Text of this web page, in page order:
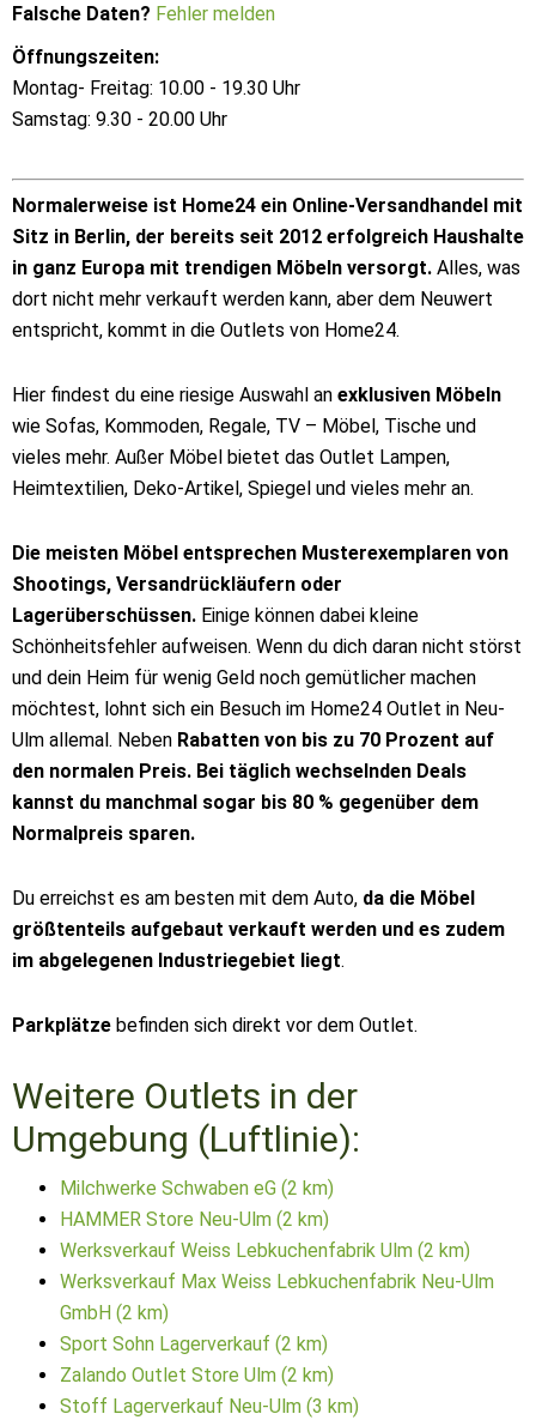
Falsche Daten? Fehler melden
Öffnungszeiten:
Montag- Freitag: 10.00 - 19.30 Uhr
Samstag: 9.30 - 20.00 Uhr
Normalerweise ist Home24 ein Online-Versandhandel mit
Sitz in Berlin, der bereits seit 2012 erfolgreich Haushalte
in ganz Europa mit trendigen Möbeln versorgt. Alles, was
dort nicht mehr verkauft werden kann, aber dem Neuwert
entspricht, kommt in die Outlets von Home24.
Hier findest du eine riesige Auswahl an exklusiven Möbeln
wie Sofas, Kommoden, Regale, TV – Möbel, Tische und
vieles mehr. Außer Möbel bietet das Outlet Lampen,
Heimtextilien, Deko-Artikel, Spiegel und vieles mehr an.
Die meisten Möbel entsprechen Musterexemplaren von
Shootings, Versandrückläufern oder
Lagerüberschüssen. Einige können dabei kleine
Schönheitsfehler aufweisen. Wenn du dich daran nicht störst
und dein Heim für wenig Geld noch gemütlicher machen
möchtest, lohnt sich ein Besuch im Home24 Outlet in Neu-
Ulm allemal. Neben Rabatten von bis zu 70 Prozent auf
den normalen Preis. Bei täglich wechselnden Deals
kannst du manchmal sogar bis 80 % gegenüber dem
Normalpreis sparen.
Du erreichst es am besten mit dem Auto, da die Möbel
größtenteils aufgebaut verkauft werden und es zudem
im abgelegenen Industriegebiet liegt.
Parkplätze befinden sich direkt vor dem Outlet.
Weitere Outlets in der
Umgebung (Luftlinie):
Milchwerke Schwaben eG (2 km)
HAMMER Store Neu-Ulm (2 km)
Werksverkauf Weiss Lebkuchenfabrik Ulm (2 km)
Werksverkauf Max Weiss Lebkuchenfabrik Neu-Ulm
GmbH (2 km)
Sport Sohn Lagerverkauf (2 km)
Zalando Outlet Store Ulm (2 km)
Stoff Lagerverkauf Neu-Ulm (3 km)